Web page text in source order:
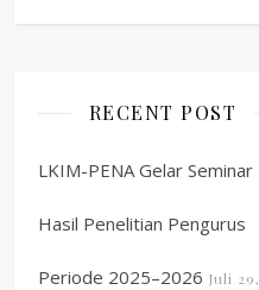
RECENT POST
LKIM-PENA Gelar Seminar
Hasil Penelitian Pengurus
Periode 2025–2026 Juli 29,